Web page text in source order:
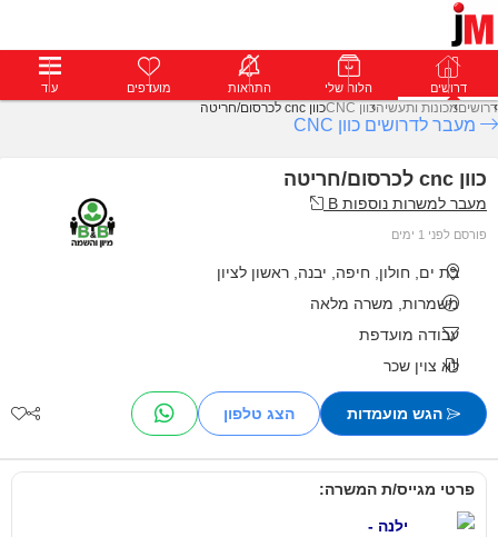
דרושים פרופילים הודעות פרימיום דרושים הלוח שלי התראות מועדפים עוד
דרושיםמכונות ותעשיהכוון CNC כוון cnc לכרסום/חריטה
מעבר לדרושים כוון CNC
כוון cnc לכרסום/חריטה
מעבר למשרות נוספות B
פורסם לפני 1 ימים
בת ים, חולון, חיפה, יבנה, ראשון לציון
משמרות, משרה מלאה
עבודה מועדפת
לא צוין שכר
הגש מועמדות
פרטי מגייס/ת המשרה:
ילנה -